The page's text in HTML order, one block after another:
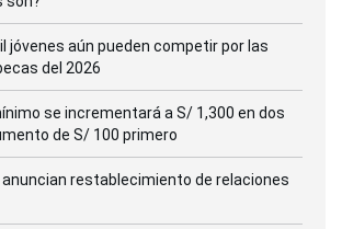
jóvenes aún pueden competir por las
del 2026
se incrementará a S/ 1,300 en dos
de S/ 100 primero
anuncian restablecimiento de relaciones